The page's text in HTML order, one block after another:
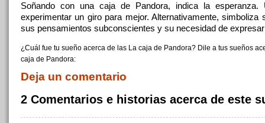
Soñando con una caja de Pandora, indica la esperanza.
experimentar un giro para mejor. Alternativamente, simboliza
sus pensamientos subconscientes y su necesidad de
¿Cuál fue tu sueño acerca de las La caja de Pandora? Dile a tus sueños
caja de Pandora:
Deja un comentario
2 Comentarios e historias acerca de este